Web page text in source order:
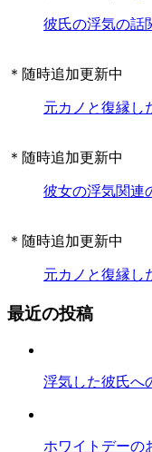
彼氏の浮気の話
＊随時追加更新中
元カノと復縁し
＊随時追加更新中
彼女の浮気関連
＊随時追加更新中
元カノと復縁し
最近の投稿
浮気した彼氏へ
ホワイトデーの